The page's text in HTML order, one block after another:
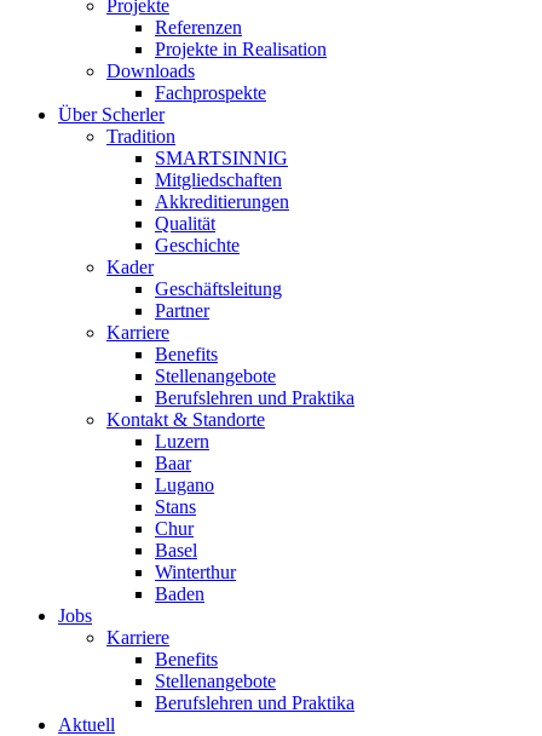
Projekte
Referenzen
Projekte in Realisation
Downloads
Fachprospekte
Über Scherler
Tradition
SMARTSINNIG
Mitgliedschaften
Akkreditierungen
Qualität
Geschichte
Kader
Geschäftsleitung
Partner
Karriere
Benefits
Stellenangebote
Berufslehren und Praktika
Kontakt & Standorte
Luzern
Baar
Lugano
Stans
Chur
Basel
Winterthur
Baden
Jobs
Karriere
Benefits
Stellenangebote
Berufslehren und Praktika
Aktuell